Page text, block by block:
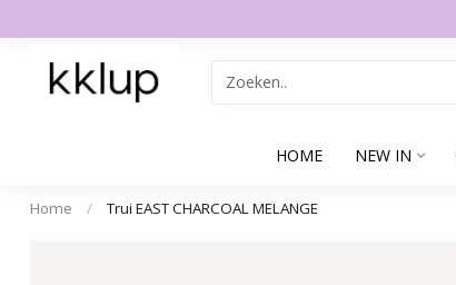
HOME NEW IN
Home / Trui EAST CHARCOAL MELANGE